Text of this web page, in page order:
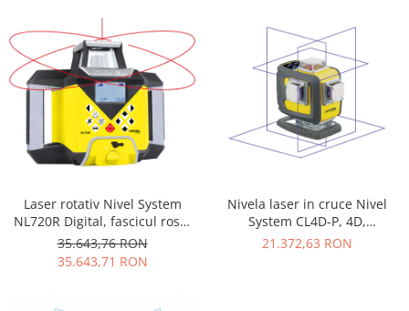
Laser rotativ Nivel System
NL720R Digital, fascicul rosu,
planuri verticale si orizontale
cu pante, raza de actiune de
pana la 700 m, autoaliniere
35.643,76 RON
35.643,71 RON
Nivela laser in cruce Nivel
System CL4D-P, 4D,
Multifuncționala, laser rosu, 4
21.372,63 RON